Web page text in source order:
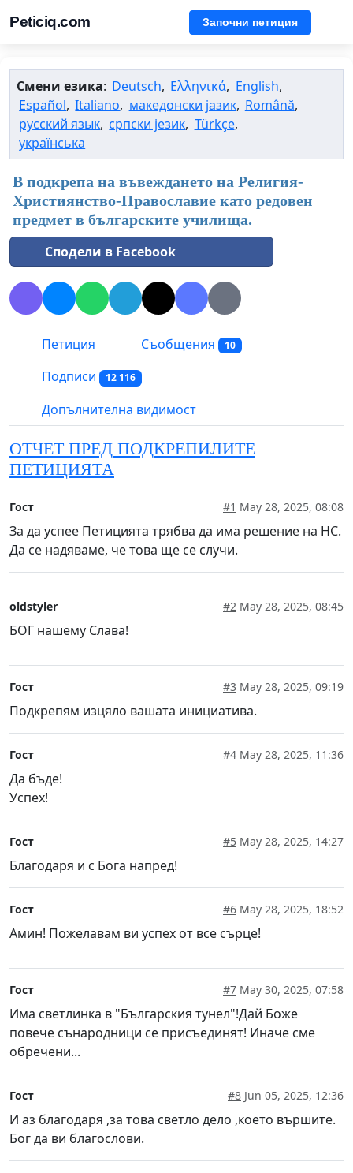
Peticiq.com Започни петиция
Смени езика: Deutsch, Ελληνικά, English,
Español, Italiano, македонски јазик, Română,
русский язык, српски језик, Türkçe,
українська
В подкрепа на въвеждането на Религия-
Християнство-Православие като редовен
предмет в българските училища.
Сподели в Facebook
Петиция Съобщения 10
Подписи 12 116
Допълнителна видимост
ОТЧЕТ ПРЕД ПОДКРЕПИЛИТЕ
ПЕТИЦИЯТА
Гост #1 May 28, 2025, 08:08
За да успее Петицията трябва да има решение на НС.
Да се надяваме, че това ще се случи.
oldstyler #2 May 28, 2025, 08:45
БОГ нашему Слава!
Гост #3 May 28, 2025, 09:19
Подкрепям изцяло вашата инициатива.
Гост #4 May 28, 2025, 11:36
Да бъде!
Успех!
Гост #5 May 28, 2025, 14:27
Благодаря и с Бога напред!
Гост #6 May 28, 2025, 18:52
Амин! Пожелавам ви успех от все сърце!
Гост #7 May 30, 2025, 07:58
Има светлинка в "Българския тунел"!Дай Боже
повече сънародници се присъединят! Иначе сме
обречени...
Гост #8 Jun 05, 2025, 12:36
И аз благодаря ,за това светло дело ,което вършите.
Бог да ви благослови.